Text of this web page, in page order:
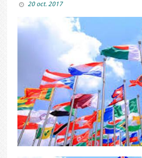
20 oct. 2017